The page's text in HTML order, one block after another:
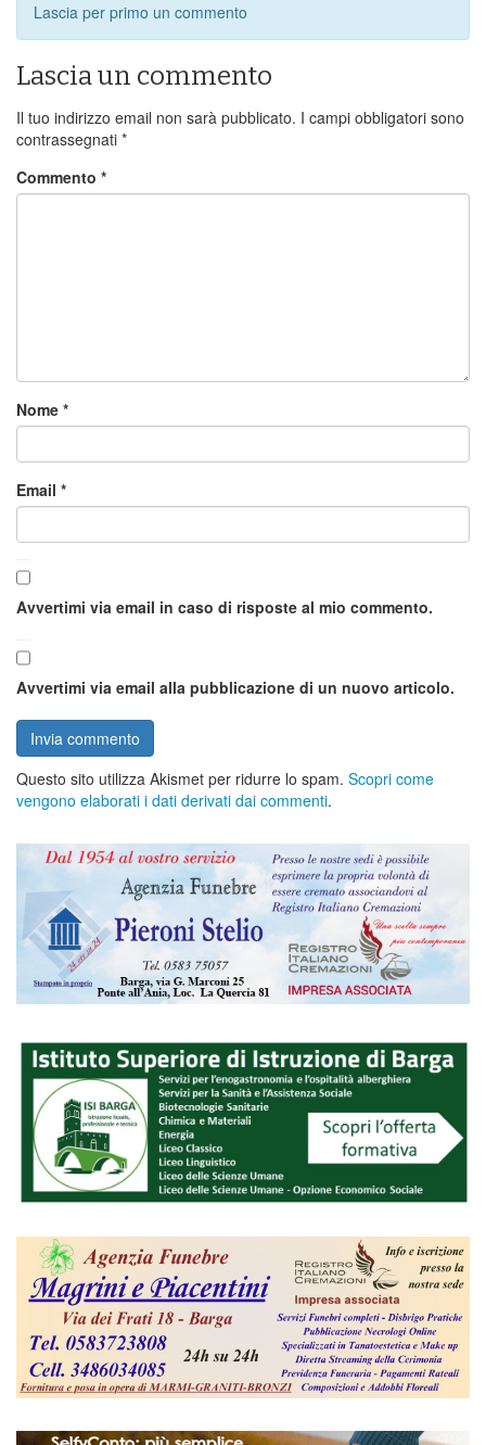
Lascia per primo un commento
Lascia un commento
Il tuo indirizzo email non sarà pubblicato. I campi obbligatori sono
contrassegnati *
Commento *
Nome *
Email *
Avvertimi via email in caso di risposte al mio commento.
Avvertimi via email alla pubblicazione di un nuovo articolo.
Questo sito utilizza Akismet per ridurre lo spam. Scopri come
vengono elaborati i dati derivati dai commenti.